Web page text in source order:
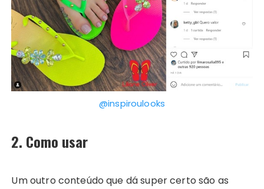
@inspiroulooks
2. Como usar
Um outro conteúdo que dá super certo são as